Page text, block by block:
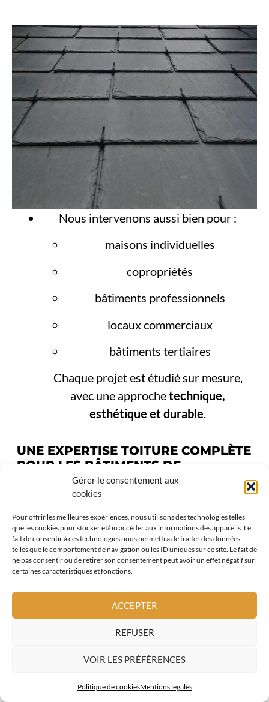
Gérer le consentement aux
cookies
Pour offrir les meilleures expériences, nous utilisons des technologies telles
que les cookies pour stocker et/ou accéder aux informations des appareils. Le
fait de consentir à ces technologies nous permettra de traiter des données
telles que le comportement de navigation ou les ID uniques sur ce site. Le fait de
ne pas consentir ou de retirer son consentement peut avoir un effet négatif sur
certaines caractéristiques et fonctions.
ACCEPTER
REFUSER
VOIR LES PRÉFÉRENCES
Politique de cookiesMentions légales
Nous intervenons aussi bien pour :
maisons individuelles
copropriétés
bâtiments professionnels
locaux commerciaux
bâtiments tertiaires
Chaque projet est étudié sur mesure,
avec une approchetechnique,
esthétique et durable.
UNE EXPERTISE TOITURE COMPLÈTE
POUR LES BÂTIMENTS DE
VALBONNE
en ardoise, AL Toiture propose une prise
en charge globale des travaux de toiture à
Valbonne :
zinguerie et évacuation des eaux
pluviales
étanchéité toiture
fenêtres de toit
couverture métallique